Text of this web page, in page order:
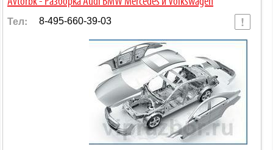
Тел: 8-495-660-39-03